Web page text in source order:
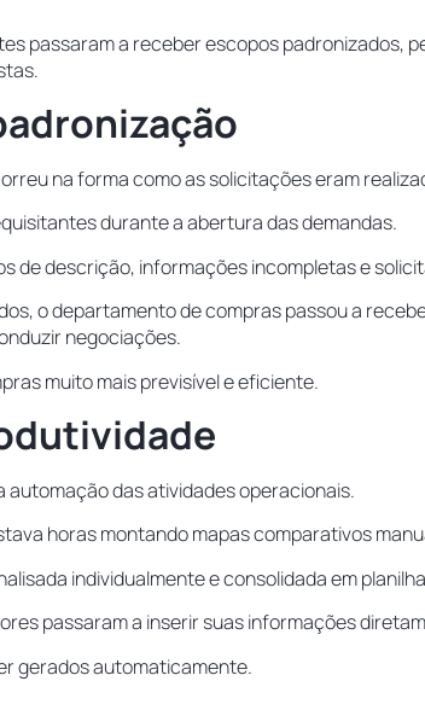
passaram a receber escopos padronizados,
na forma como as solicitações eram
durante a abertura das demandas.
de descrição, informações incompletas e
o departamento de compras passou a
negociações.
muito mais previsível e eficiente.
das atividades operacionais.
horas montando mapas comparativos
individualmente e consolidada em
passaram a inserir suas informações
gerados automaticamente.